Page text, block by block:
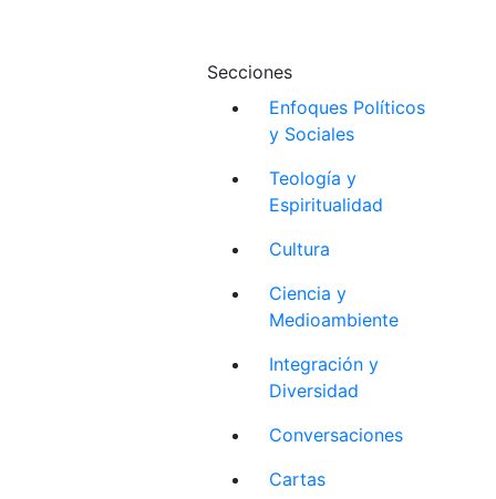
Secciones
Enfoques Políticos
y Sociales
Teología y
Espiritualidad
Cultura
Ciencia y
Medioambiente
Integración y
Diversidad
Conversaciones
Cartas